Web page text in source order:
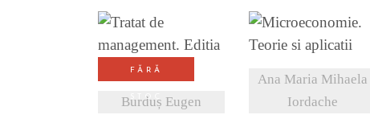
FĂRĂ
STOC
Burduș Eugen
Ana Maria Mihaela
Iordache